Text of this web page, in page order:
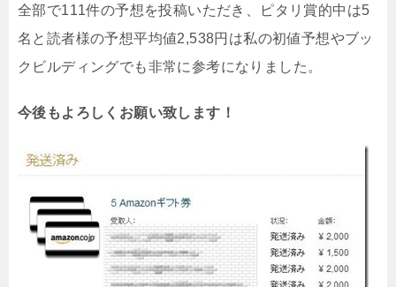
全部で111件の予想を投稿いただき、ピタリ賞的中は5
名と読者様の予想平均値2,538円は私の初値予想やブッ
クビルディングでも非常に参考になりました。
今後もよろしくお願い致します！